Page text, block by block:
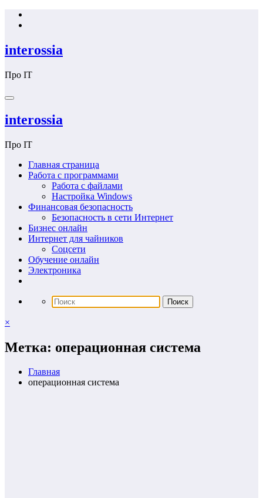
Перейти
interossia
Про IT
interossia
Про IT
Главная страница
Работа с программами
Работа с файлами
Настройка Windows
Финансовая безопасность
Безопасность в сети Интернет
Бизнес онлайн
Интернет для чайников
Соцсети
Обучение онлайн
Электроника
×
Метка: операционная система
Главная
операционная система